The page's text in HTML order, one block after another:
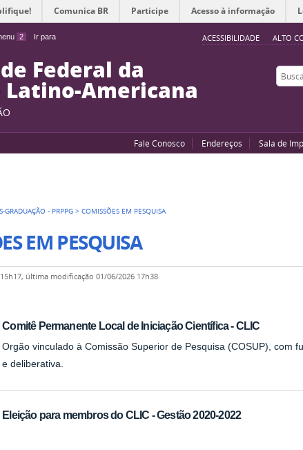
2
Ir para
ACESSIBILIDADE ALTO
Comunica BR Participe Acesso à informação
Federal da
Americana
Buscar
Fale Conosco Endereços Sala de
GRADUAÇÃO - PRPPG >COMISSÕES EM PESQUISA
EM PESQUISA
última modificação 01/06/2026 17h38
Comitê Permanente Local de Iniciação Científica - CLIC
Orgão vinculado à Comissão Superior de Pesquisa (COSUP), com
e deliberativa.
Eleição para membros do CLIC - Gestão 2020-2022